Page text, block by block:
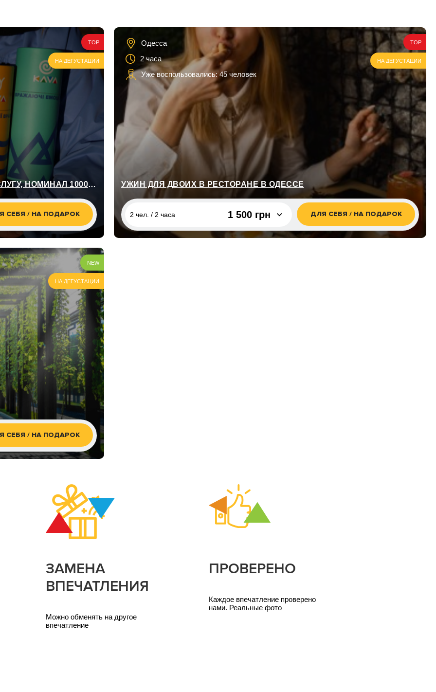
TOP
НА ДЕГУСТАЦИИ
УНИВЕРСАЛЬНЫЙ СЕРТИФИКАТ НА ЛЮБУЮ УСЛУГУ, НОМИНАЛ 1000 ГРН
СЕБЯ / НА ПОДАРОК
Одесса
2 часа
Уже воспользовались: 45 человек
TOP
НА ДЕГУСТАЦИИ
УЖИН ДЛЯ ДВОИХ В РЕСТОРАНЕ В ОДЕССЕ
2 чел. / 2 часа 1 500 грн ДЛЯ СЕБЯ / НА ПОДАРОК
NEW
НА ДЕГУСТАЦИИ
СЕБЯ / НА ПОДАРОК
ЗАМЕНА
ВПЕЧАТЛЕНИЯ
Можно обменять на другое
впечатление
ПРОВЕРЕНО
Каждое впечатление проверено
нами. Реальные фото